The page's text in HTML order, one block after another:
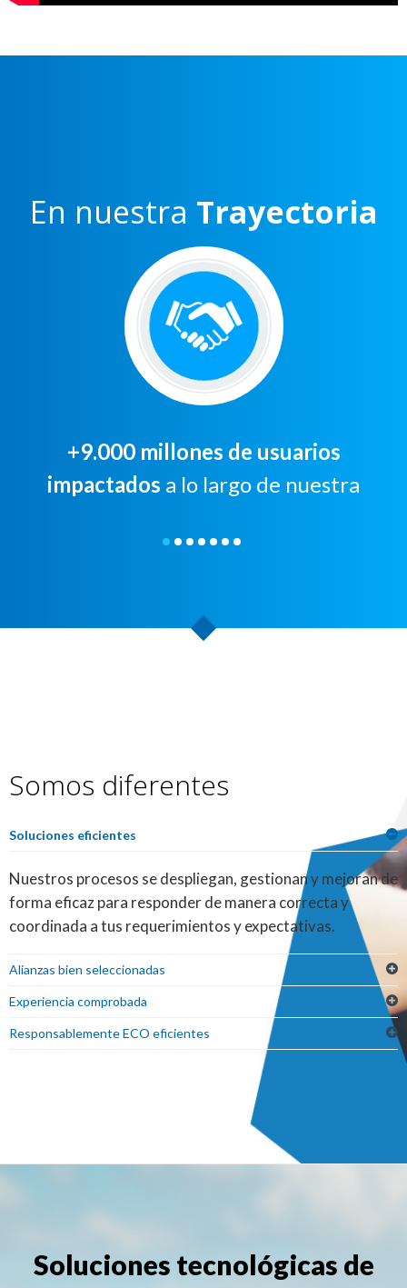
En nuestra Trayectoria
+9.000 millones de usuarios
impactados a lo largo de nuestra
Somos diferentes
Soluciones eficientes
Nuestros procesos se despliegan, gestionan y mejoran de
forma eficaz para responder de manera correcta y
coordinada a tus requerimientos y expectativas.
Alianzas bien seleccionadas
Experiencia comprobada
Responsablemente ECO eficientes
Soluciones tecnológicas de